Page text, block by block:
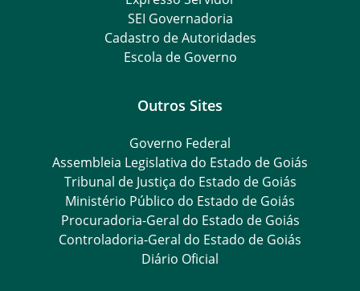
SEI Governadoria
Cadastro de Autoridades
Escola de Governo
Outros Sites
Governo Federal
Assembleia Legislativa do Estado de Goiás
Tribunal de Justiça do Estado de Goiás
Ministério Público do Estado de Goiás
Procuradoria-Geral do Estado de Goiás
Controladoria-Geral do Estado de Goiás
Diário Oficial